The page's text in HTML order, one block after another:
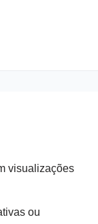
visualizações
ou